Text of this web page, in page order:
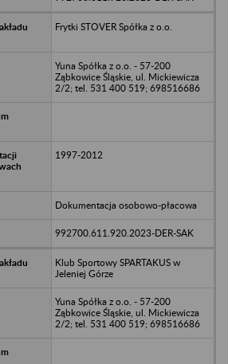
Frytki STOVER Spółka z o.o.
Yuna Spółka z o.o. - 57-200
Ząbkowice Śląskie, ul. Mickiewicza
2/2; tel. 531 400 519; 698516686
1997-2012
Dokumentacja osobowo-płacowa
992700.611.920.2023-DER-SAK
Klub Sportowy SPARTAKUS w
Jeleniej Górze
Yuna Spółka z o.o. - 57-200
Ząbkowice Śląskie, ul. Mickiewicza
2/2; tel. 531 400 519; 698516686